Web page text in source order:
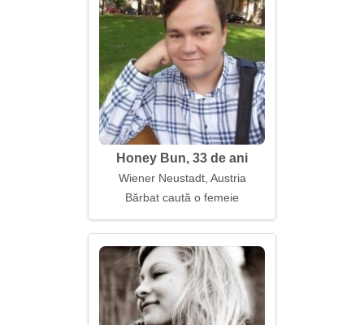
Honey Bun, 33 de ani
Wiener Neustadt, Austria
Bărbat caută o femeie